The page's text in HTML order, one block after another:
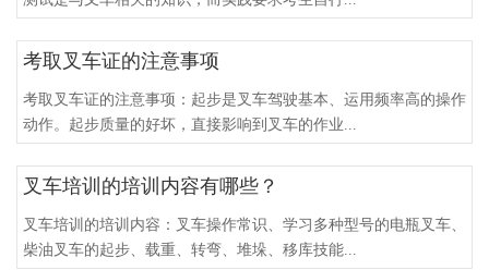
考取叉车证的注意事项
考取叉车证的注意事项：起步是叉车驾驶基本、运用频率高的操作
动作。起步质量的好坏，直接影响到叉车的作业...
叉车培训的培训内容有哪些？
叉车培训的培训内容：叉车操作常识、学习多种型号的电瓶叉车、
柴油叉车的起步、载重、转弯、堆垛、移库技能...